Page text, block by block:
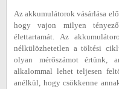
Az akkumulátorok vásárlása
hogy vajon milyen
élettartamát. Az
nélkülözhetetlen a töltési
olyan mérőszámot értünk,
alkalommal lehet teljesen
anélkül, hogy csökkenne